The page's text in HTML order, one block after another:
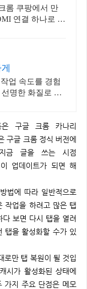
롬 쿠팡에서 만
연결 하나로 셋
업 속도를 경험
명한 화질로 생
글 크롬 정식 버전에
금 글을 쓰는 시점
업데이트가 되면 해
법에 따라 일반적으로
작업을 하려고 많은 탭
보면 다시 탭을 열려
탭을 활성화할 수가 있
시가 활성화된 상태에
가지 주요 단점은 메모